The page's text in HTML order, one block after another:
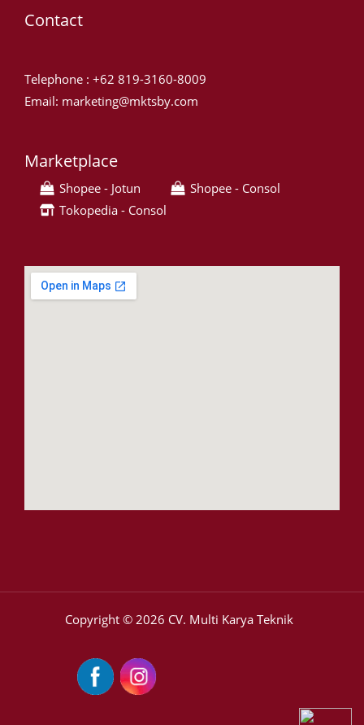
Contact
Telephone : +62 819-3160-8009
Email: marketing@mktsby.com
Marketplace
Shopee - Jotun
Shopee - Consol
Tokopedia - Consol
Copyright © 2026 CV. Multi Karya Teknik